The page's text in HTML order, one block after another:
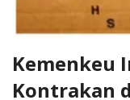
Kemenkeu
Kontrakan